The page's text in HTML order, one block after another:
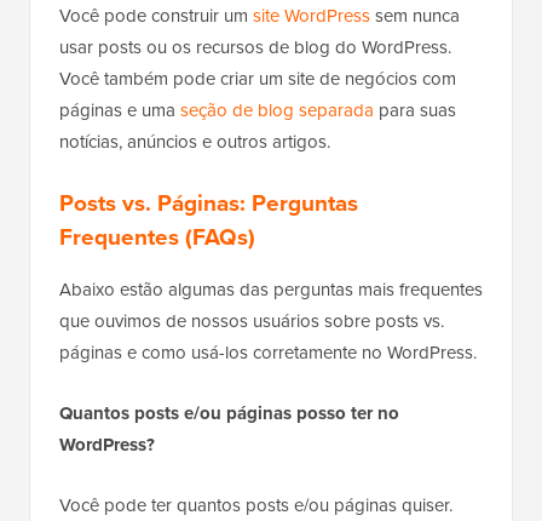
Você pode construir um site WordPresssem nunca
usar posts ou os recursos de blog do WordPress.
Você também pode criar um site de negócios com
páginas e uma seção de blog separada para suas
notícias, anúncios e outros artigos.
Posts vs. Páginas: Perguntas
Frequentes (FAQs)
Abaixo estão algumas das perguntas mais frequentes
que ouvimos de nossos usuários sobre posts vs.
páginas e como usá-los corretamente no WordPress.
Quantos posts e/ou páginas posso ter no
WordPress?
Você pode ter quantos posts e/ou páginas quiser.